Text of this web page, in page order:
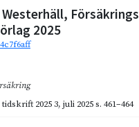
2025
2025 3, juli 2025s. 461–464